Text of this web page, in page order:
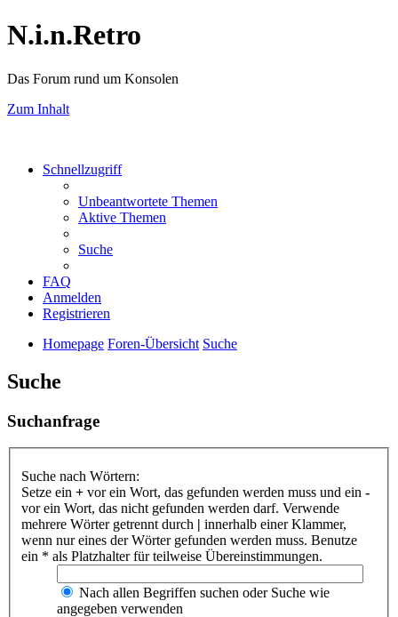
N.i.n.Retro
Das Forum rund um Konsolen
Zum Inhalt
Schnellzugriff
Unbeantwortete Themen
Aktive Themen
Suche
FAQ
Anmelden
Registrieren
Homepage Foren-Übersicht Suche
Suche
Suchanfrage
Suche nach Wörtern:
Setze ein + vor ein Wort, das gefunden werden muss und ein -
vor ein Wort, das nicht gefunden werden darf. Verwende
mehrere Wörter getrennt durch | innerhalb einer Klammer,
wenn nur eines der Wörter gefunden werden muss. Benutze
ein * als Platzhalter für teilweise Übereinstimmungen.
Nach allen Begriffen suchen oder Suche wie
angegeben verwenden